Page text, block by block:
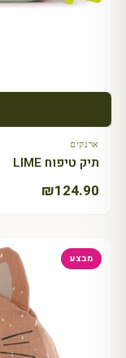
ארנקים
תיק טיפוח LIME
₪124.90
מבצע